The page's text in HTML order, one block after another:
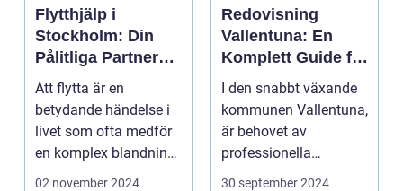
Flytthjälp i
Stockholm: Din
Pålitliga Partner
Vid Flytt
Att flytta är en
betydande händelse i
livet som ofta medför
en komplex blandning
av f...
02 november 2024
Redovisning
Vallentuna: En
Komplett Guide för
Företag och
Privatpersoner
I den snabbt växande
kommunen Vallentuna,
är behovet av
professionella
redovisningstjä...
30 september 2024